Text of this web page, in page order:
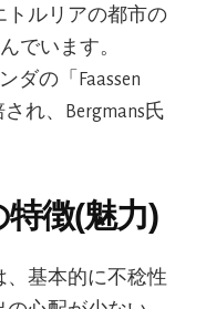
トルリアの都市の
でいます。
ダの「Faassen
れ、Bergmans氏
徴(魅力)
、基本的に不稔性